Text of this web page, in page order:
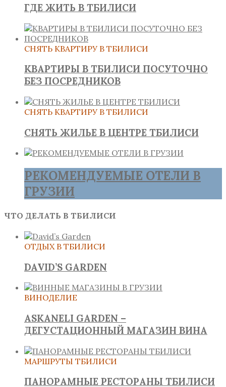
ГДЕ ЖИТЬ В ТБИЛИСИ
СНЯТЬ КВАРТИРУ В ТБИЛИСИ
КВАРТИРЫ В ТБИЛИСИ ПОСУТОЧНО
БЕЗ ПОСРЕДНИКОВ
СНЯТЬ КВАРТИРУ В ТБИЛИСИ
СНЯТЬ ЖИЛЬЕ В ЦЕНТРЕ ТБИЛИСИ
РЕКОМЕНДУЕМЫЕ ОТЕЛИ В
ГРУЗИИ
ЧТО ДЕЛАТЬ В ТБИЛИСИ
ОТДЫХ В ТБИЛИСИ
DAVID’S GARDEN
ВИНОДЕЛИЕ
ASKANELI GARDEN –
ДЕГУСТАЦИОННЫЙ МАГАЗИН ВИНА
МАРШРУТЫ ТБИЛИСИ
ПАНОРАМНЫЕ РЕСТОРАНЫ ТБИЛИСИ